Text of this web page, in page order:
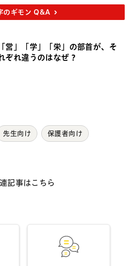
のギモン Q&A
「営」「学」「栄」の部首が、そ
ぞれ違うのはなぜ？
先生向け 保護者向け
記事はこちら